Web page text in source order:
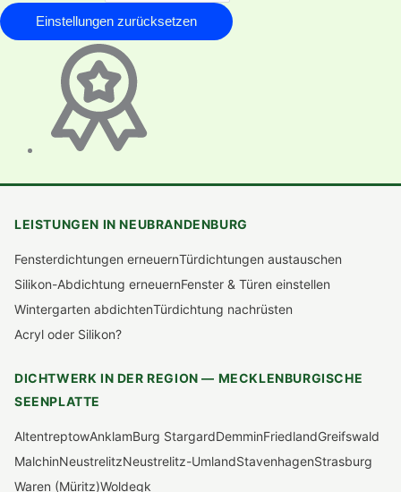
Einstellungen zurücksetzen
LEISTUNGEN IN NEUBRANDENBURG
Fensterdichtungen erneuernTürdichtungen austauschen
Silikon-Abdichtung erneuernFenster & Türen einstellen
Wintergarten abdichtenTürdichtung nachrüsten
Acryl oder Silikon?
DICHTWERK IN DER REGION — MECKLENBURGISCHE
SEENPLATTE
AltentreptowAnklamBurg StargardDemminFriedlandGreifswald
MalchinNeustrelitzNeustrelitz-UmlandStavenhagenStrasburg
Waren (Müritz)Woldegk